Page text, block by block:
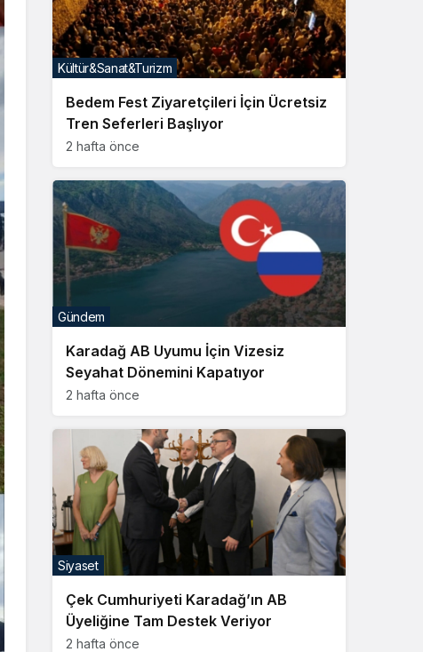
Bedem Fest Ziyaretçileri İçin Ücretsiz
Tren Seferleri Başlıyor
2 hafta önce
Kültür&Sanat&Turizm
Karadağ AB Uyumu İçin Vizesiz
Seyahat Dönemini Kapatıyor
2 hafta önce
Gündem
Çek Cumhuriyeti Karadağ’ın AB
Üyeliğine Tam Destek Veriyor
2 hafta önce
Siyaset